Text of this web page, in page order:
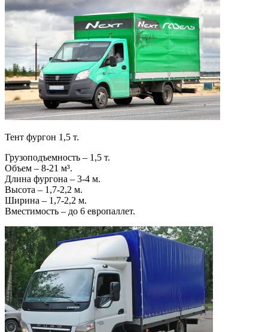
Тент фургон 1,5 т.
Грузоподъемность – 1,5 т.
Объем – 8-21 м³.
Длина фургона – 3-4 м.
Высота – 1,7-2,2 м.
Ширина – 1,7-2,2 м.
Вместимость – до 6 европаллет.